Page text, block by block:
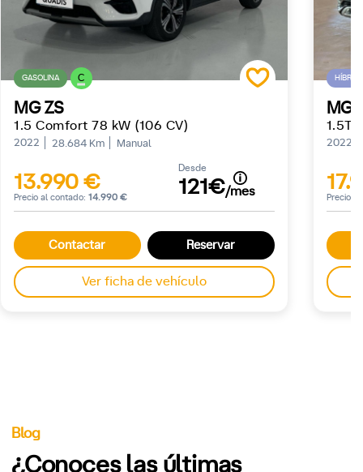
GASOLINA C
MG ZS
1.5 Comfort 78 kW (106 CV)
2022 28.684 Km Manual
13.990 €
Precio al contado: 14.990 €
Desde
121€/mes
Contactar Reservar
Ver ficha de vehículo
MG
1.5T-
2022
Precio
Blog
¿Conoces las últimas